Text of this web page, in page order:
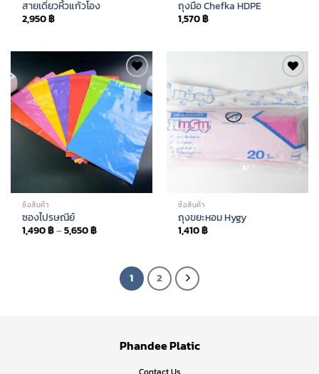
สายเดี่ยวหิ้วแก้วโอง
2,950฿
ถุงมือ Chefka HDPE
1,570฿
Add to
wishlist
ซื้อสินค้า
ซองไปรษณีย์
1,490฿–5,650฿
Add to
wishlist
ซื้อสินค้า
ถุงขยะหอม Hygy
1,410฿
1 2
Phandee Platic